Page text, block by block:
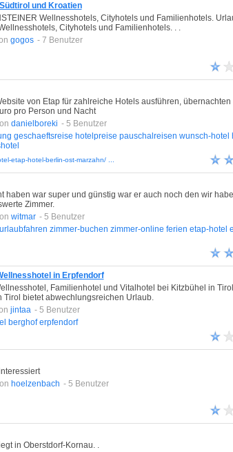
und Kroatien
Wellnesshotels, Cityhotels und Familienhotels.
Cityhotels und Familienhotels. . .
gogos - 7 Benutzer
von Etap für zahlreiche Hotels ausführen, übernachten
pro Person und Nacht
danielboreki - 5 Benutzer
geschaeftsreise hotelpreise pauschalreisen wunsch-hotel
etap-hotel-berlin-ost-marzahn/ ...
haben war super und günstig war er auch noch den wir
Zimmer.
witmar - 5 Benutzer
urlaubfahren zimmer-buchen zimmer-online ferien etap-hotel
in Erpfendorf
Familienhotel und Vitalhotel bei Kitzbühel in
bietet abwechlungsreichen Urlaub.
jintaa - 5 Benutzer
berghof erpfendorf
hoelzenbach - 5 Benutzer
in Oberstdorf-Kornau. .